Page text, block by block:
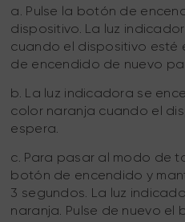
a. Pulse la botón de
dispositivo. La luz
cuando el dispositivo esté
de encendido de nuevo
b. La luz indicadora se
color naranja cuando el
espera.
c. Para pasar al modo de
botón de encendido y
3 segundos. La luz
naranja. Pulse de nuevo